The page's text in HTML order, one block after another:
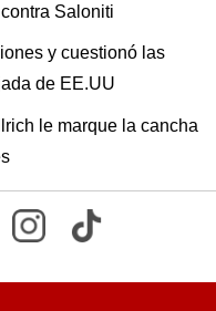
Saloniti
y cuestionó las
de EE.UU
le marque la cancha